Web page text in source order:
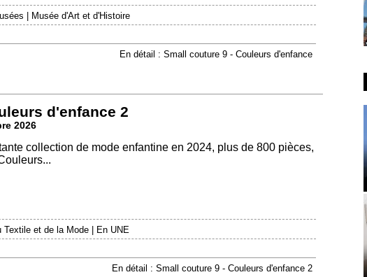
Musée d'Art et d'Histoire
En détail : Small couture 9 - Couleurs d'enfance
d'enfance 2
2026
collection de mode enfantine en 2024, plus de 800 pièces,
Textile et de la Mode | En UNE
En détail : Small couture 9 - Couleurs d'enfance 2